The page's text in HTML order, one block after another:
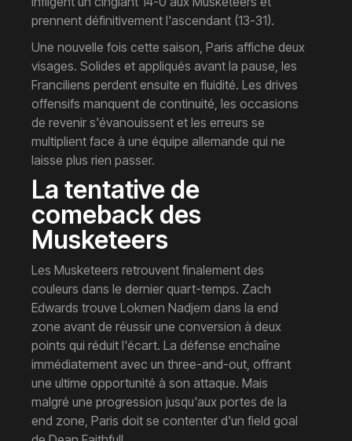
prennent définitivement l'ascendant (13-31).
Une nouvelle fois cette saison, Paris affiche deux
visages. Solides et appliqués avant la pause, les
Franciliens perdent ensuite en fluidité. Les drives
offensifs manquent de continuité, les occasions
de revenir s'évanouissent et les erreurs se
multiplient face à une équipe allemande qui ne
laisse plus rien passer.
La tentative de
comeback des
Musketeers
Les Musketeers retrouvent finalement des
couleurs dans le dernier quart-temps. Zach
Edwards trouve Lokmen Nadjem dans la end
zone avant de réussir une conversion à deux
points qui réduit l'écart. La défense enchaîne
immédiatement avec un three-and-out, offrant
une ultime opportunité à son attaque. Mais
malgré une progression jusqu'aux portes de la
end zone, Paris doit se contenter d'un field goal